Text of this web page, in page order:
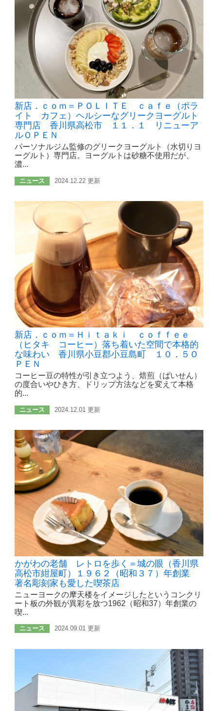
新店．ｃｏｍ＝ＰＯＬＩＴＥ ｃａｆｅ（ポラ
イト カフェ）ヘルシーなグリークヨーグルト
専門店 香川県高松市 １１．１ リニューア
ルＯＰＥＮ
パーソナルジム監修のグリークヨーグルト（水切りヨ
ーグルト）専門店。ヨーグルトは砂糖不使用だが、
濃...
ニュース 2024.12.22 更新
新店．ｃｏｍ＝Ｈｉｔａｋｉ ｃｏｆｆｅｅ
（ヒタキ コーヒー）落ち着いた空間で本格的
な味わい 香川県小豆郡小豆島町 １０．５Ｏ
ＰＥＮ
コーヒー豆の特性が引き立つよう、焙煎（ばいせん）
の度合いやひき方、ドリップ方法などを変えて本格
的...
ニュース 2024.12.01 更新
かがわの老舗 レトロを歩く＝城の眼（香川県
高松市紺屋町）１９６２（昭和３７）年創業
著名彫刻家も愛した喫茶店
ニューヨークの摩天楼をイメージしたというコンクリ
ート板の外観が異彩を放つ1962（昭和37）年創業の
喫...
ニュース 2024.09.01 更新